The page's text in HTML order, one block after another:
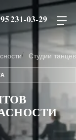
231-03-29
Студии танцев